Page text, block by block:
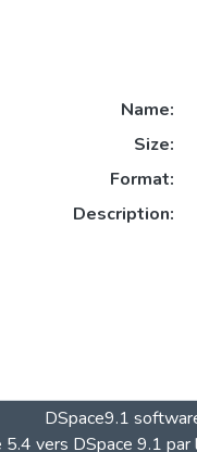
Name:
Size:
Format:
Description:
DSpace9.1
vers DSpace 9.1 par